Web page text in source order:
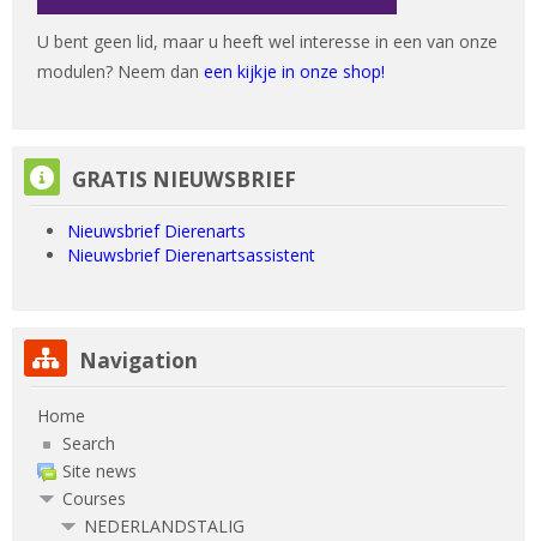
U bent geen lid, maar u heeft wel interesse in een van onze
modulen? Neem dan een kijkje in onze shop!
Skip GRATIS NIEUWSBRIEF
GRATIS NIEUWSBRIEF
Nieuwsbrief Dierenarts
Nieuwsbrief Dierenartsassistent
Skip Navigation
Navigation
Home
Search
Site news
Courses
NEDERLANDSTALIG